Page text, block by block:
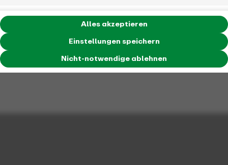
Einstellungen speichern
Nicht-notwendige ablehnen
Alles akzeptieren